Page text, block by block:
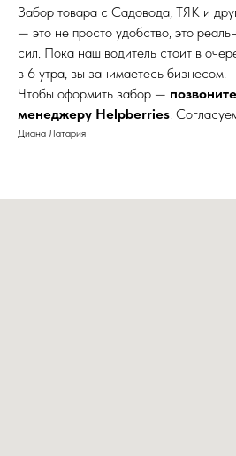
Забор товара с Садовода, ТЯК и
— это не просто удобство, это
сил. Пока наш водитель стоит в
в 6 утра, вы занимаетесь бизнесом.
Чтобы оформить забор —
менеджеру Helpberries.
Диана Латария